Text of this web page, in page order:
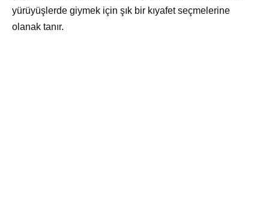
yürüyüşlerde giymek için şık bir kıyafet seçmelerine
olanak tanır.